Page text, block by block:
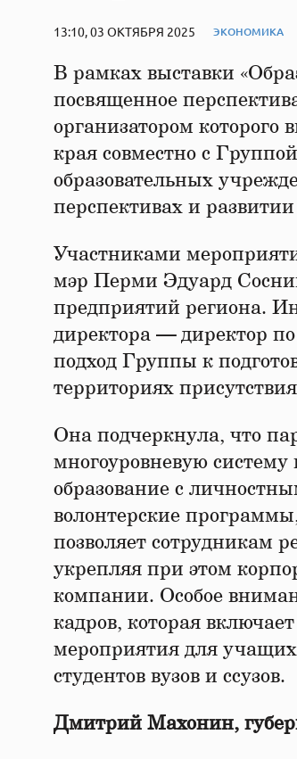
13:10, 03 ОКТЯБРЯ 2025 ЭКОНОМИКА
В рамках выставки
посвященное
организатором которого
края совместно с
образовательных
перспективах и
Участниками
мэр Перми Эдуард
предприятий региона.
директора —директор
подход Группы к
территориях
Она подчеркнула, что
многоуровневую
образование с
волонтерские
позволяет сотрудникам
укрепляя при этом
компании. Особое
кадров, которая
мероприятия для
студентов вузов и ссузов.
Дмитрий Махонин,